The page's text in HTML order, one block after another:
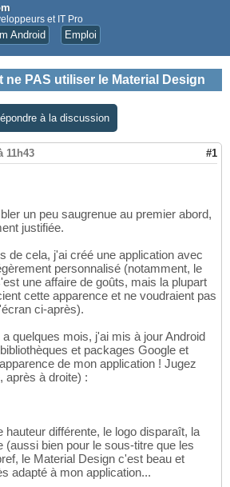
et IT Pro
Android Emploi
ne PAS utiliser le Material Design
à la discussion
11h43 #1
un peu saugrenue au premier abord,
justifiée.
de cela, j'ai créé une application avec
personnalisé (notamment, le
une affaire de goûts, mais la plupart
cette apparence et ne voudraient pas
ci-après).
quelques mois, j'ai mis à jour Android
et packages Google et
de mon application ! Jugez
après à droite) :
hauteur différente, le logo disparaît, la
(aussi bien pour le sous-titre que les
le Material Design c'est beau et
adapté à mon application...